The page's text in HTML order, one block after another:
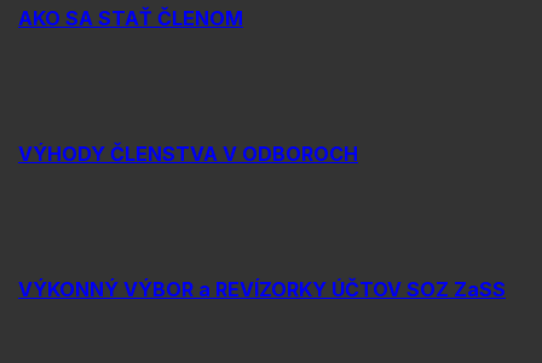
AKO SA STAŤ ČLENOM
VÝHODY ČLENSTVA V ODBOROCH
VÝKONNÝ VÝBOR a REVÍZORKY ÚČTOV SOZ ZaSS